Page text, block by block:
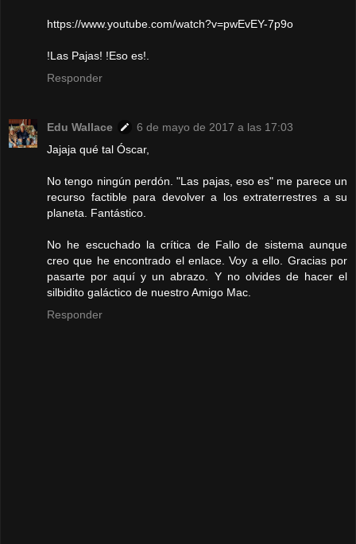
https://www.youtube.com/watch?v=pwEvEY-7p9o
!Las Pajas! !Eso es!.
Responder
Edu Wallace
6 de mayo de 2017 a las 17:03
Jajaja qué tal Óscar,
No tengo ningún perdón. "Las pajas, eso es" me parece un
recurso factible para devolver a los extraterrestres a su
planeta. Fantástico.
No he escuchado la crítica de Fallo de sistema aunque
creo que he encontrado el enlace. Voy a ello. Gracias por
pasarte por aquí y un abrazo. Y no olvides de hacer el
silbidito galáctico de nuestro Amigo Mac.
Responder